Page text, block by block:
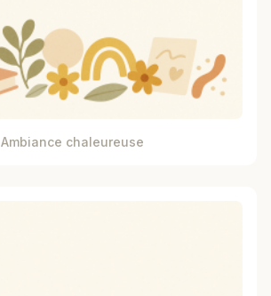
Ambiance chaleureuse